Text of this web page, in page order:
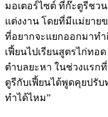
มอเตอร์ไซต์ ที่ก๊ะตูรีชว
แต่งงาน โดยที่มีแม่ยาย
ที่อยากจะแยกออกมาทำ
เฟี้ยนไปเรียนสูตรไก่ทอ
ตำบลยะหา ในช่วงแรก
ตูรีกับเฟี้ยนได้พูดคุยปรับ
ทำได้ไหม”